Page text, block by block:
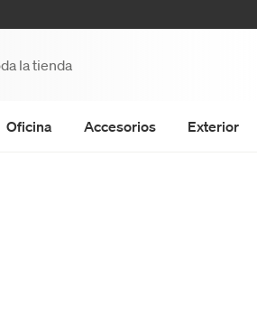
Oficina Accesorios Exterior